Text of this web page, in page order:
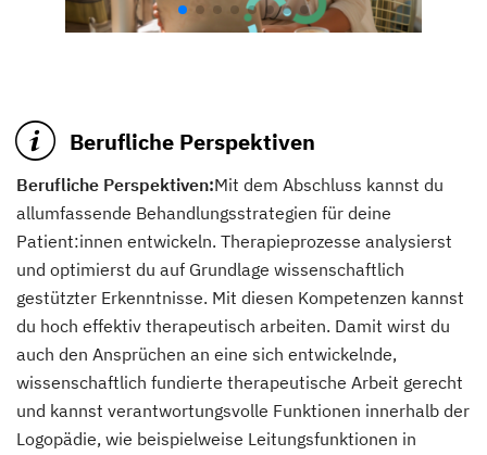
Berufliche Perspektiven
Berufliche Perspektiven:Mit dem Abschluss kannst du
allumfassende Behandlungsstrategien für deine
Patient:innen entwickeln. Therapieprozesse analysierst
und optimierst du auf Grundlage wissenschaftlich
gestützter Erkenntnisse. Mit diesen Kompetenzen kannst
du hoch effektiv therapeutisch arbeiten. Damit wirst du
auch den Ansprüchen an eine sich entwickelnde,
wissenschaftlich fundierte therapeutische Arbeit gerecht
und kannst verantwortungsvolle Funktionen innerhalb der
Logopädie, wie beispielweise Leitungsfunktionen in